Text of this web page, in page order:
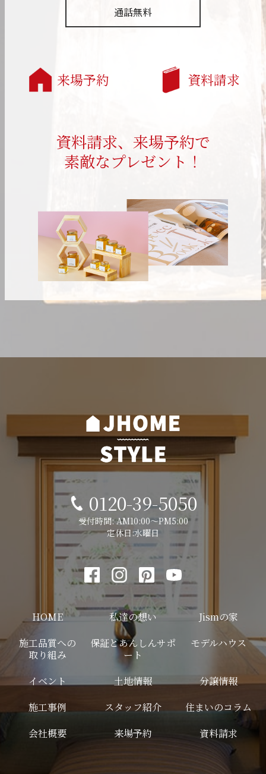
通話無料
来場予約 資料請求
資料請求、来場予約で
素敵なプレゼント！
0120-39-5050
受付時間: AM10:00～PM5:00
定休日:水曜日
HOME 私達の想い
Jismの家
施工品質への
取り組み
保証とあんしんサポ
ート
モデルハウス
イベント 土地情報
分譲情報
施工事例
スタッフ紹介
住まいのコラム
会社概要
来場予約 資料請求